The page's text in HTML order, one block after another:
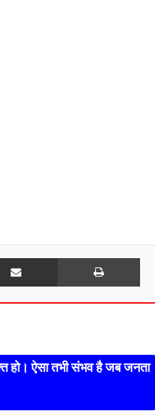
Share via Email Print
हो। ऐसा तभी संभव है जब जनता